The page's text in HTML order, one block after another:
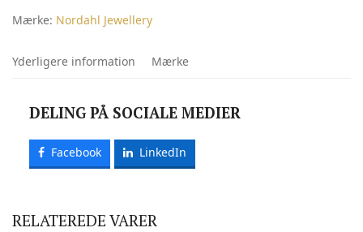
antal
Mærke: Nordahl Jewellery
Yderligere information Mærke
DELING PÅ SOCIALE MEDIER
Facebook LinkedIn
RELATEREDE VARER